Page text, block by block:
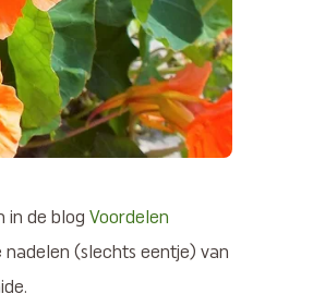
in de blog Voordelen
nadelen (slechts eentje) van